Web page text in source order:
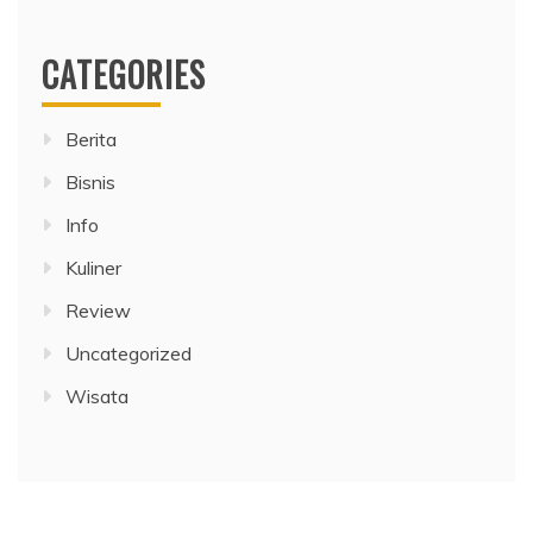
CATEGORIES
Berita
Bisnis
Info
Kuliner
Review
Uncategorized
Wisata